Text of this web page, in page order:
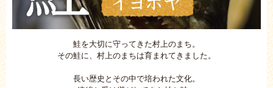
鮭を大切に守ってきた村上のまち。
その鮭に、村上のまちは育まれてきました。
長い歴史とその中で培われた文化。